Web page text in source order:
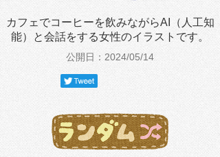
カフェでコーヒーを飲みながらAI（人工知
能）と会話をする女性のイラストです。
公開日：2024/05/14